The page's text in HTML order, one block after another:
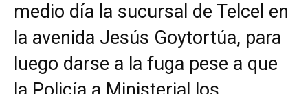
medio día la sucursal de Telcel en
la avenida Jesús Goytortúa, para
luego darse a la fuga pese a que